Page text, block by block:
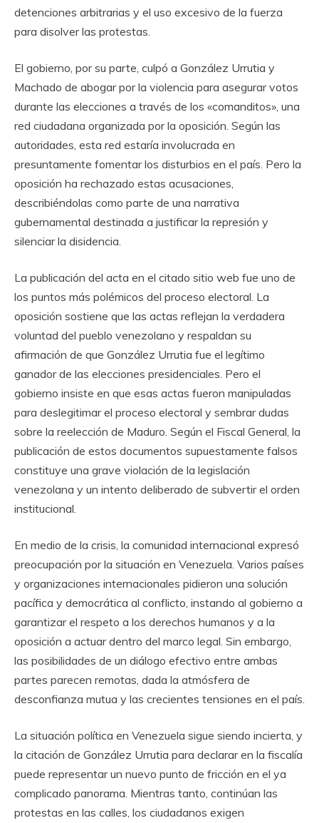
detenciones arbitrarias y el uso excesivo de la fuerza
para disolver las protestas.
El gobierno, por su parte, culpó a González Urrutia y
Machado de abogar por la violencia para asegurar votos
durante las elecciones a través de los «comanditos», una
red ciudadana organizada por la oposición. Según las
autoridades, esta red estaría involucrada en
presuntamente fomentar los disturbios en el país. Pero la
oposición ha rechazado estas acusaciones,
describiéndolas como parte de una narrativa
gubernamental destinada a justificar la represión y
silenciar la disidencia.
La publicación del acta en el citado sitio web fue uno de
los puntos más polémicos del proceso electoral. La
oposición sostiene que las actas reflejan la verdadera
voluntad del pueblo venezolano y respaldan su
afirmación de que González Urrutia fue el legítimo
ganador de las elecciones presidenciales. Pero el
gobierno insiste en que esas actas fueron manipuladas
para deslegitimar el proceso electoral y sembrar dudas
sobre la reelección de Maduro. Según el Fiscal General, la
publicación de estos documentos supuestamente falsos
constituye una grave violación de la legislación
venezolana y un intento deliberado de subvertir el orden
institucional.
En medio de la crisis, la comunidad internacional expresó
preocupación por la situación en Venezuela. Varios países
y organizaciones internacionales pidieron una solución
pacífica y democrática al conflicto, instando al gobierno a
garantizar el respeto a los derechos humanos y a la
oposición a actuar dentro del marco legal. Sin embargo,
las posibilidades de un diálogo efectivo entre ambas
partes parecen remotas, dada la atmósfera de
desconfianza mutua y las crecientes tensiones en el país.
La situación política en Venezuela sigue siendo incierta, y
la citación de González Urrutia para declarar en la fiscalía
puede representar un nuevo punto de fricción en el ya
complicado panorama. Mientras tanto, continúan las
protestas en las calles, los ciudadanos exigen